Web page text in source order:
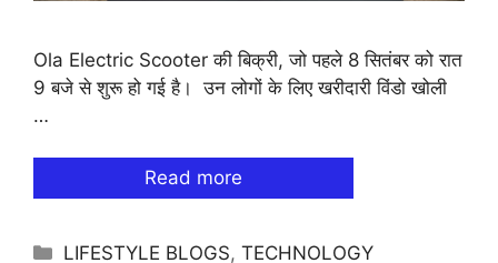
Ola Electric Scooter की बिक्री, जो पहले 8 सितंबर को रात
9 बजे से शुरू हो गई है। उन लोगों के लिए खरीदारी विंडो खोली
…
Read more
Categories
LIFESTYLE BLOGS,TECHNOLOGY